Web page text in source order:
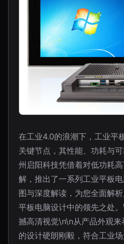
在工业4.0的浪潮下，工业平
关键节点，其性能、功耗与
州启阳科技凭借着对低功耗
解，推出了一系列工业平板
图与深度解读，为您全面解
平板电脑设计中的领先之处
撼高清视觉\n\n从产品外观来
的设计硬朗刚毅，符合工业